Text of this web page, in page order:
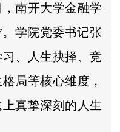
南开大学金融学
学院党委书记张
、人生抉择、竞
局等核心维度，
真挚深刻的人生